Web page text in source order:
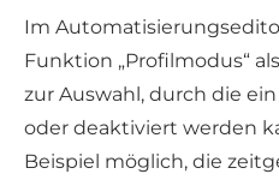
Im
Funktion „Profilmodus“
zur Auswahl, durch die
oder deaktiviert werden
Beispiel möglich, die